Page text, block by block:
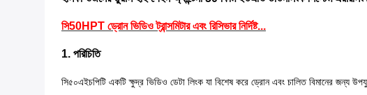
সি50HPT ড্রোন ভিডিও ট্রান্সমিটার এবং রিসিভার নির্দিষ্ট...
1. পরিচিতি
সি৫০এইচপিটি একটি ক্ষুদ্র ভিডিও ডেটা লিংক যা বিশেষ করে ড্রোন এবং চালিত বিমানের জন্য